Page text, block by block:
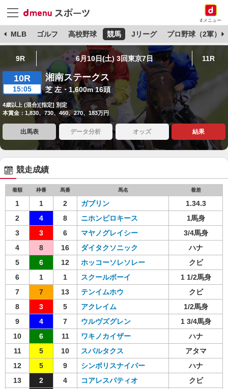
dメニュー
MLB ゴルフ 高校野球 競馬 Jリーグ プロ野球（2軍）
9R 6月10日(土) 3回東京7日 11R
10R
15:05
湘南ステークス
芝 左・1,600m 16頭
4歳以上 (混合)[指定] 別定
本賞金：1,830、730、460、270、183万円
出馬表 データ分析 オッズ 結果
競走成績
着順 枠番 馬番 馬名 着差
1 1 2 ガブリン
1.34.3
2
4 8 ニホンピロキース
1馬身
3
3 6 マヤノグレイシー
3/4馬身
4
8 16 ダイタクソニック
ハナ
5
6 12 ホッコーソレソレー
クビ
6
1 1 スクールボーイ
1 1/2馬身
7
7 13 テンイムホウ
クビ
8
3 5 アクレイム
1/2馬身
9
4 7 ウルヴズグレン
1 3/4馬身
10
6 11 ワキノカイザー
ハナ
11
5 10 スパルタクス
アタマ
12
5 9 シンボリスナイパー
ハナ
13
2 4 コアレスパティオ
クビ